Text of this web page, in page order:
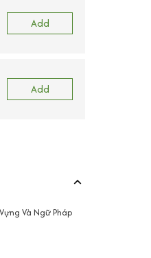
Add
Add
Và Ngữ Pháp